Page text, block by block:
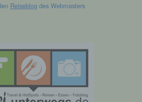
Reiseblog des Webmasters
dass diese
Arbeitsleistung, wirtschaftlicher
persönlicher Vorlieben,
Zuverlässigkeit, Verhalten,
oder Ortswechsel dieser
Person zu analysieren oder